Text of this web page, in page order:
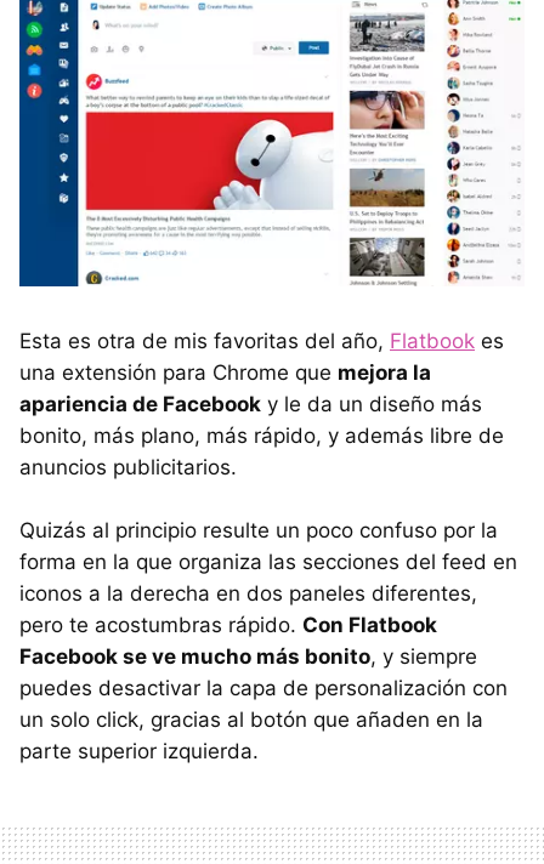
Esta es otra de mis favoritas del año, Flatbook es
una extensión para Chrome que mejora la
apariencia de Facebook y le da un diseño más
bonito, más plano, más rápido, y además libre de
anuncios publicitarios.
Quizás al principio resulte un poco confuso por la
forma en la que organiza las secciones del feed en
iconos a la derecha en dos paneles diferentes,
pero te acostumbras rápido. Con Flatbook
Facebook se ve mucho más bonito, y siempre
puedes desactivar la capa de personalización con
un solo click, gracias al botón que añaden en la
parte superior izquierda.